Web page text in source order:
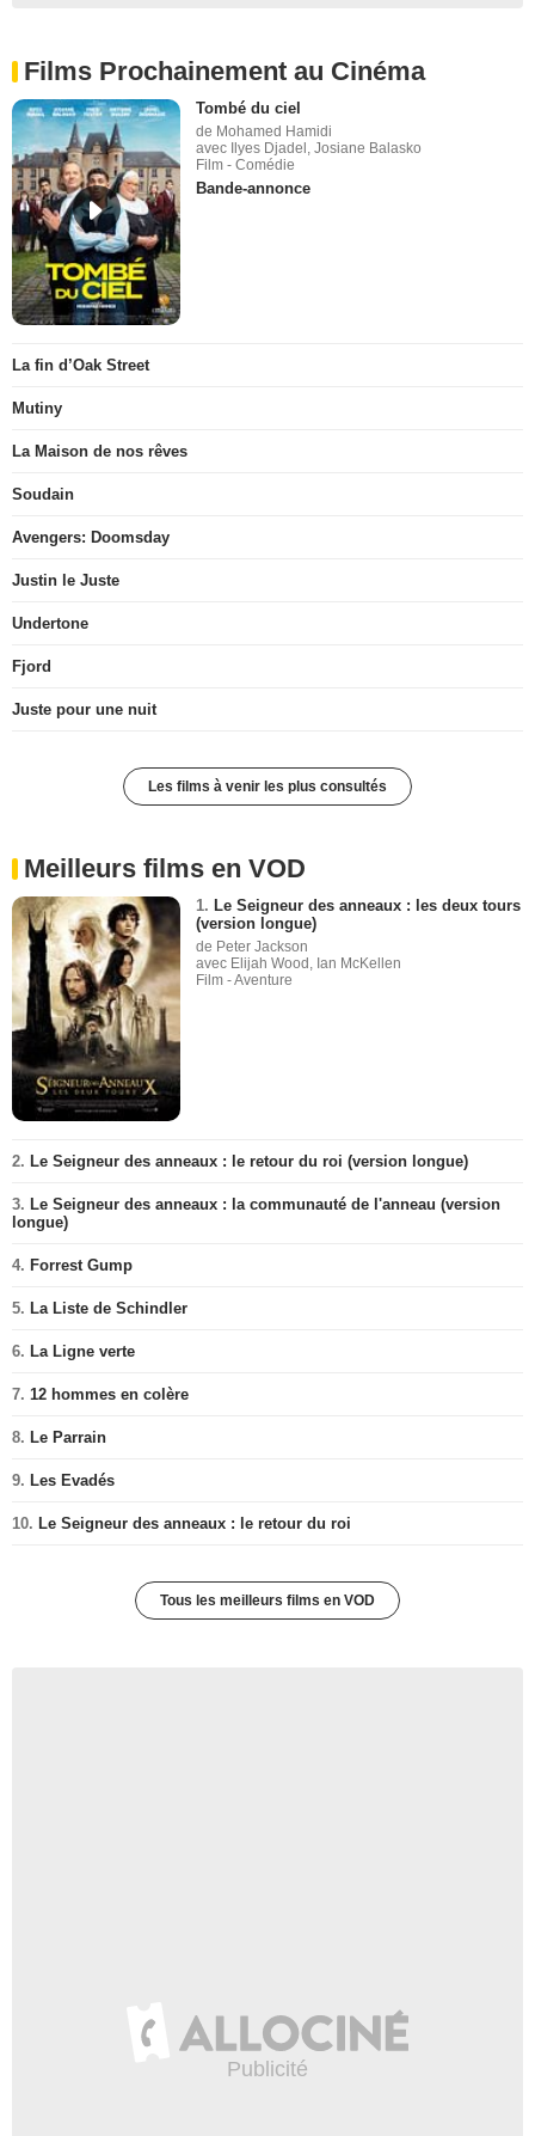
Films Prochainement au Cinéma
Tombé du ciel
de Mohamed Hamidi
avec Ilyes Djadel, Josiane Balasko
Film - Comédie
Bande-annonce
La fin d’Oak Street
Mutiny
La Maison de nos rêves
Soudain
Avengers: Doomsday
Justin le Juste
Undertone
Fjord
Juste pour une nuit
Les films à venir les plus consultés
Meilleurs films en VOD
1. Le Seigneur des anneaux : les deux tours
(version longue)
de Peter Jackson
avec Elijah Wood, Ian McKellen
Film - Aventure
2. Le Seigneur des anneaux : le retour du roi (version longue)
3. Le Seigneur des anneaux : la communauté de l'anneau (version
longue)
4. Forrest Gump
5. La Liste de Schindler
6. La Ligne verte
7. 12 hommes en colère
8. Le Parrain
9. Les Evadés
10. Le Seigneur des anneaux : le retour du roi
Tous les meilleurs films en VOD